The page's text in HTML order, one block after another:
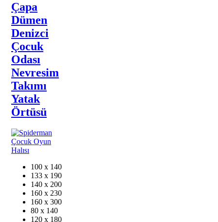
Çapa
Dümen
Denizci
Çocuk
Odası
Nevresim
Takımı
Yatak
Örtüsü
100 x 140
133 x 190
140 x 200
160 x 230
160 x 300
80 x 140
120 x 180